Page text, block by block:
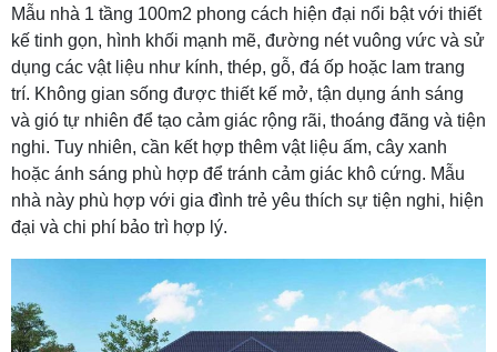
Mẫu nhà 1 tầng 100m2 phong cách hiện đại nổi bật với thiết
kế tinh gọn, hình khối mạnh mẽ, đường nét vuông vức và sử
dụng các vật liệu như kính, thép, gỗ, đá ốp hoặc lam trang
trí. Không gian sống được thiết kế mở, tận dụng ánh sáng
và gió tự nhiên để tạo cảm giác rộng rãi, thoáng đãng và tiện
nghi. Tuy nhiên, cần kết hợp thêm vật liệu ấm, cây xanh
hoặc ánh sáng phù hợp để tránh cảm giác khô cứng. Mẫu
nhà này phù hợp với gia đình trẻ yêu thích sự tiện nghi, hiện
đại và chi phí bảo trì hợp lý.